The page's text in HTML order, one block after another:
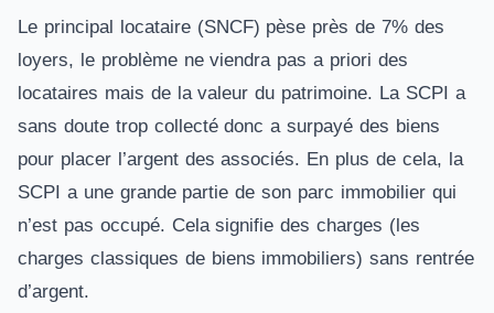
Le principal locataire (SNCF) pèse près de 7% des
loyers, le problème ne viendra pas a priori des
locataires mais de la valeur du patrimoine. La SCPI a
sans doute trop collecté donc a surpayé des biens
pour placer l’argent des associés. En plus de cela, la
SCPI a une grande partie de son parc immobilier qui
n’est pas occupé. Cela signifie des charges (les
charges classiques de biens immobiliers) sans rentrée
d’argent.